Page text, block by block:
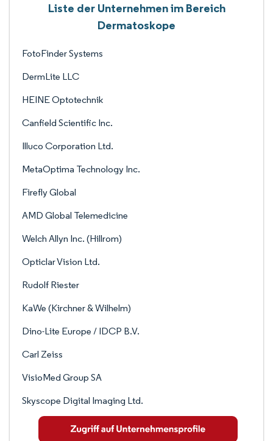
Liste der Unternehmen im Bereich
Dermatoskope
FotoFinder Systems
DermLite LLC
HEINE Optotechnik
Canfield Scientific Inc.
Illuco Corporation Ltd.
MetaOptima Technology Inc.
Firefly Global
AMD Global Telemedicine
Welch Allyn Inc. (Hillrom)
Opticlar Vision Ltd.
Rudolf Riester
KaWe (Kirchner & Wilhelm)
Dino-Lite Europe / IDCP B.V.
Carl Zeiss
VisioMed Group SA
Skyscope Digital Imaging Ltd.